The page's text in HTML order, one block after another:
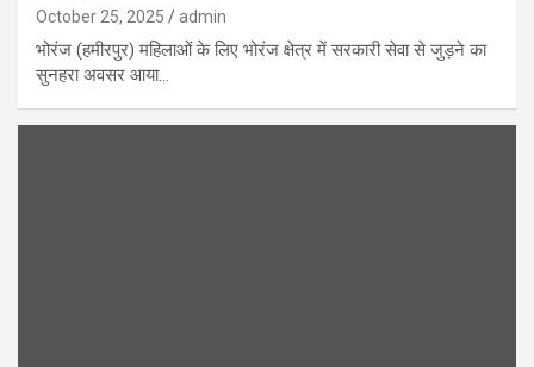
October 25, 2025 admin
भोरंज (हमीरपुर) महिलाओं के लिए भोरंज क्षेत्र में सरकारी सेवा से जुड़ने का
सुनहरा अवसर आया…